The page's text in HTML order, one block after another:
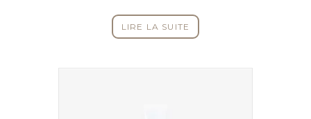
LIRE LA SUITE